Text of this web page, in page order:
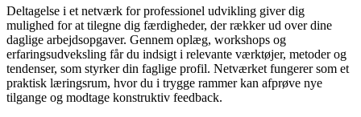
Deltagelse i et netværk for professionel udvikling giver dig
mulighed for at tilegne dig færdigheder, der rækker ud over dine
daglige arbejdsopgaver. Gennem oplæg, workshops og
erfaringsudveksling får du indsigt i relevante værktøjer, metoder og
tendenser, som styrker din faglige profil. Netværket fungerer som et
praktisk læringsrum, hvor du i trygge rammer kan afprøve nye
tilgange og modtage konstruktiv feedback.